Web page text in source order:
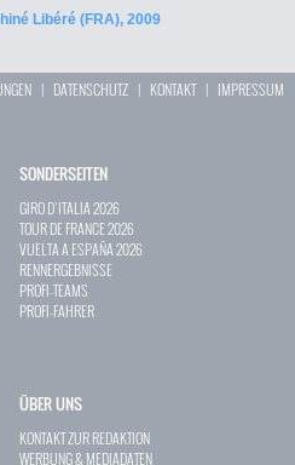
Libéré (FRA), 2009
| DATENSCHUTZ | KONTAKT| IMPRESSUM
SONDERSEITEN
GIRO D`ITALIA 2026
TOUR DE FRANCE 2026
VUELTA A ESPAÑA 2026
RENNERGEBNISSE
PROFI-TEAMS
PROFI-FAHRER
ÜBER UNS
KONTAKT ZUR REDAKTION
WERBUNG & MEDIADATEN